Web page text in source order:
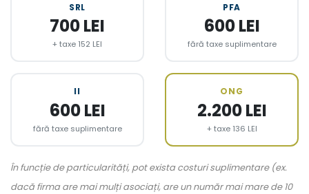
SRL
700 LEI
+ taxe 152 LEI
PFA
600 LEI
fără taxe suplimentare
II
600 LEI
fără taxe suplimentare
ONG
2.200 LEI
+ taxe 136 LEI
În funcție de particularități, pot exista costuri suplimentare (ex.
dacă firma are mai mulți asociați, are un număr mai mare de 10